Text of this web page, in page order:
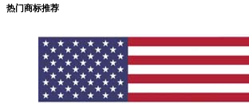
热门商标推荐